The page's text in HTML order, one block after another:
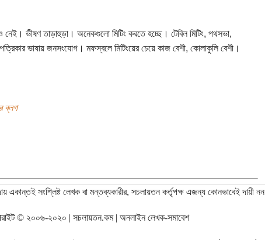
নেই। ভীষণ তাড়াহুড়া। অনেকগুলো মিটিং করতে হচ্ছে। টেবিল মিটিং, পথসভা,
ভাষায় জনসংযোগ। মফস্বলে মিটিংয়ের চেয়ে কাজ বেশী, কোলাকুলি বেশী।
ব্লগ
একান্তই সংশ্লিষ্ট লেখক বা মন্তব্যকারীর, সচলায়তন কর্তৃপক্ষ এজন্য কোনভাবেই দায়ী নন
© ২০০৬-২০২০ | সচলায়তন.কম | অনলাইন লেখক-সমাবেশ